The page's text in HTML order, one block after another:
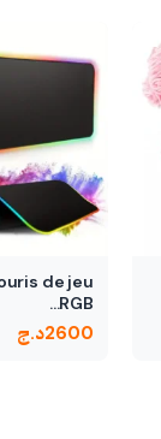
de jeu
RGB…
2600د.ج